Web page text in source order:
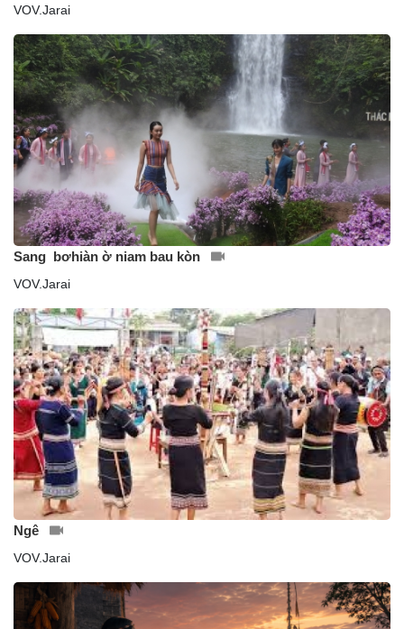
VOV.Jarai
Sang bơhiàn ờ niam bau kòn
VOV.Jarai
Ngê
VOV.Jarai